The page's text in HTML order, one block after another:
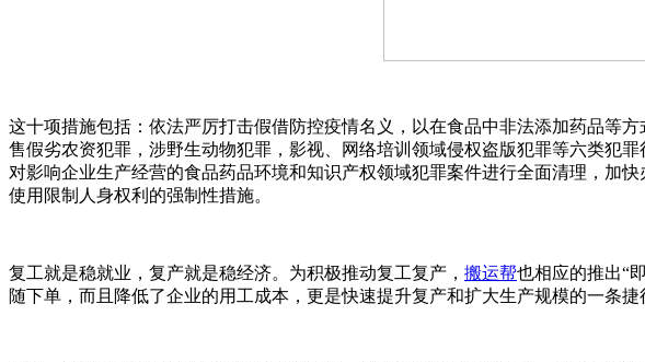
这十项措施包括：依法严厉打击假借防控疫情名义，以在食品中非法添加药品等
售假劣农资犯罪，涉野生动物犯罪，影视、网络培训领域侵权盗版犯罪等六类犯
对影响企业生产经营的食品药品环境和知识产权领域犯罪案件进行全面清理，加
使用限制人身权利的强制性措施。
复工就是稳就业，复产就是稳经济。为积极推动复工复产， 搬运帮也相应的推出“
随下单，而且降低了企业的用工成本，更是快速提升复产和扩大生产规模的一条捷